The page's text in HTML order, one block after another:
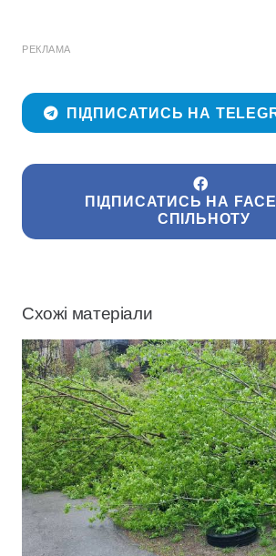
РЕКЛАМА
ПІДПИСАТИСЬ НА
ПІДПИСАТИСЬ НА
СПІЛЬНОТУ
Схожі матеріали